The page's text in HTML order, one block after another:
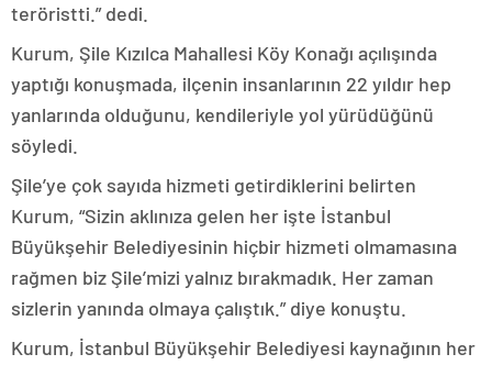
teröristti.” dedi.
Kurum, Şile Kızılca Mahallesi Köy Konağı açılışında
yaptığı konuşmada, ilçenin insanlarının 22 yıldır hep
yanlarında olduğunu, kendileriyle yol yürüdüğünü
söyledi.
Şile’ye çok sayıda hizmeti getirdiklerini belirten
Kurum, “Sizin aklınıza gelen her işte İstanbul
Büyükşehir Belediyesinin hiçbir hizmeti olmamasına
rağmen biz Şile’mizi yalnız bırakmadık. Her zaman
sizlerin yanında olmaya çalıştık.” diye konuştu.
Kurum, İstanbul Büyükşehir Belediyesi kaynağının her